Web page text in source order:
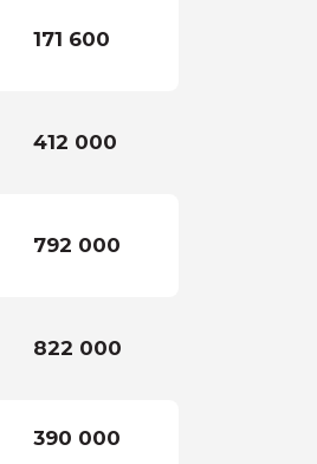
171 600
412 000
792 000
822 000
390 000